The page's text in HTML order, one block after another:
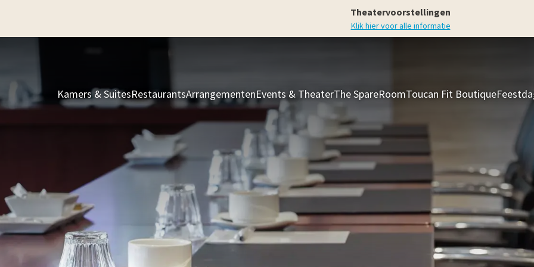
Theatervoorstellingen
Klik hier voor alle informatie
Kamers & SuitesRestaurantsArrangementenEvents & TheaterThe SpareRoomToucan Fit Boutique